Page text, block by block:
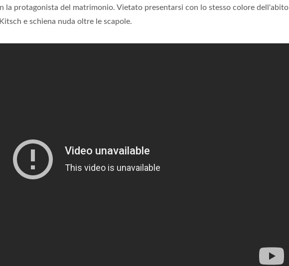
la protagonista del matrimonio. Vietato presentarsi con lo stesso colore dell'abito
e schiena nuda oltre le scapole.